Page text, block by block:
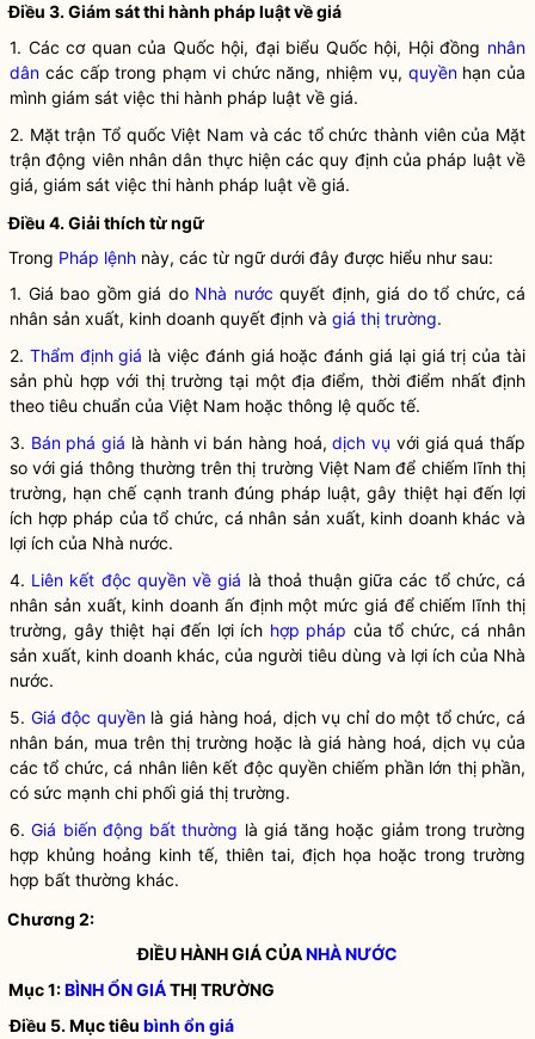
Điều 3. Giám sát thi hành phápluậtvề giá
1. Các cơ quan của Quốc hội, đại biểu Quốc hội, Hội đồng nhân
dân các cấp trong phạm vi chức năng, nhiệm vụ, quyềnhạn của
mình giám sát việc thi hành pháp luật về giá.
2. Mặt trận Tổ quốc Việt Nam và các tổ chức thành viên của Mặt
trận động viên nhân dân thực hiện các quy định của pháp luậtvề
giá, giám sát việc thi hành pháp luật về giá.
Điều 4. Giải thích từ ngữ
Trong Pháp lệnh này, các từ ngữ dưới đây được hiểu như sau:
1. Giá bao gồm giá do Nhà nước quyết định, giá do tổ chức, cá
nhân sản xuất, kinh doanh quyết định và giá thị trường.
2. Thẩm định giá là việc đánh giá hoặc đánh giá lại giá trị của tài
sản phù hợp với thị trường tại một địa điểm, thời điểm nhất định
theo tiêu chuẩn của Việt Nam hoặc thông lệ quốc tế.
3. Bán phá giá là hành vi bán hàng hoá,dịch vụ với giá quá thấp
so với giá thông thường trên thị trường Việt Nam để chiếm lĩnh thị
trường, hạn chế cạnh tranhđúng pháp luật, gây thiệt hại đến lợi
ích hợp pháp của tổ chức, cá nhân sản xuất, kinh doanh khác và
lợi ích của Nhà nước.
4. Liên kết độc quyền về giá là thoả thuận giữa các tổ chức, cá
nhân sản xuất, kinh doanh ấn định một mức giá để chiếm lĩnh thị
trường, gây thiệt hại đến lợi ích hợp pháp của tổ chức, cá nhân
sản xuất, kinh doanh khác, của người tiêu dùng và lợi ích của Nhà
nước.
5. Giá độc quyềnlà giá hàng hoá, dịch vụ chỉ do một tổ chức, cá
nhân bán, mua trên thị trường hoặc là giá hàng hoá, dịch vụ của
các tổ chức, cá nhân liên kết độc quyền chiếm phần lớn thị phần,
có sức mạnh chi phối giá thị trường.
6.Giá biến động bất thường là giá tăng hoặc giảm trong trường
hợp khủng hoảng kinh tế, thiên tai, địch họa hoặc trong trường
hợp bất thường khác.
Chương 2:
ĐIỀU HÀNH GIÁ CỦANHÀ NƯỚC
Mục 1:BÌNH ỔN GIÁTHỊ TRƯỜNG
Điều 5. Mục tiêu bình ổn giá